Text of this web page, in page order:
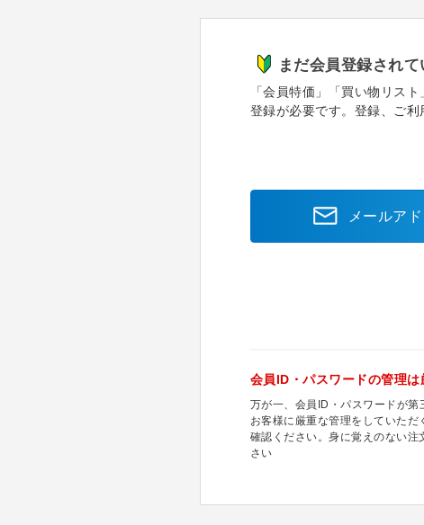
まだ会員登録され
「会員特価」「買い物リス
登録が必要です。登録、ご利
メールア
会員ID・パスワードの管理
万が一、会員ID・パスワードが第
お客様に厳重な管理をしていた
確認ください。身に覚えのない
さい